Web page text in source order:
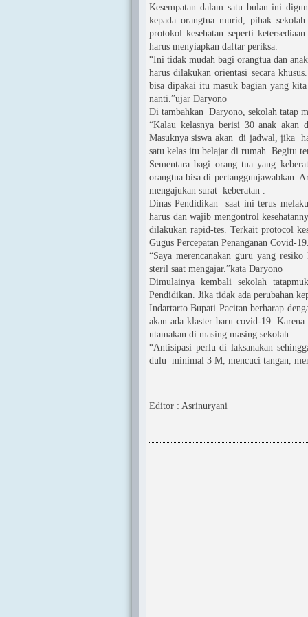
Kesempatan dalam satu bulan ini
kepada orangtua murid, pihak
protokol kesehatan seperti
harus menyiapkan daftar periksa.
“Ini tidak mudah bagi orangtua dan
harus dilakukan orientasi secara
bisa dipakai itu masuk bagian yang
nanti.”ujar Daryono
Di tambahkan Daryono, sekolah tatap
“Kalau kelasnya berisi 30 anak akan
Masuknya siswa akan di jadwal, jika
satu kelas itu belajar di rumah. Begitu
Sementara bagi orang tua yang
orangtua bisa di pertanggunjawabkan.
mengajukan surat keberatan .
Dinas Pendidikan saat ini terus
harus dan wajib mengontrol
dilakukan rapid-tes. Terkait protocol
Gugus Percepatan Penanganan Covid-
“Saya merencanakan guru yang
steril saat mengajar.”kata Daryono
Dimulainya kembali sekolah
Pendidikan. Jika tidak ada perubahan
Indartarto Bupati Pacitan berharap
akan ada klaster baru covid-19.
utamakan di masing masing sekolah.
“Antisipasi perlu di laksanakan
dulu minimal 3 M, mencuci tangan,
Editor : Asrinuryani